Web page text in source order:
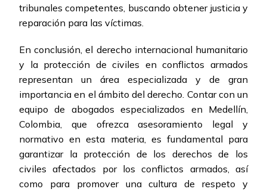
tribunales competentes, buscando obtener justicia y
reparación para las víctimas.
En conclusión, el derecho internacional humanitario
y la protección de civiles en conflictos armados
representan un área especializada y de gran
importancia en el ámbito del derecho. Contar con un
equipo de abogados especializados en Medellín,
Colombia, que ofrezca asesoramiento legal y
normativo en esta materia, es fundamental para
garantizar la protección de los derechos de los
civiles afectados por los conflictos armados, así
como para promover una cultura de respeto y